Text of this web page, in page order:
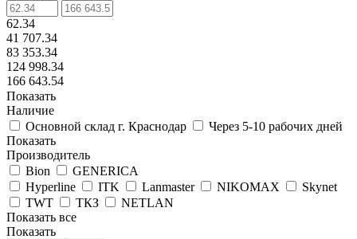
62.34
41 707.34
83 353.34
124 998.34
166 643.54
Показать
Наличие
Основной склад г. Краснодар
Через 5-10 рабочих дней
Показать
Производитель
Bion
GENERICA
Hyperline
ITK Lanmaster NIKOMAX
Skynet
TWT
ТКЗ
NETLAN
Показать все
Показать